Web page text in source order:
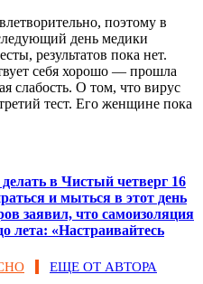
поэтому в
день медики
результатов пока нет.
себя хорошо — прошла
слабость. О том, что вирус
тест. Его женщине пока
в Чистый четверг 16
и мыться в этот день
заявил, что самоизоляция
лета: «Настраивайтесь
ЕЩЕ ОТ АВТОРА